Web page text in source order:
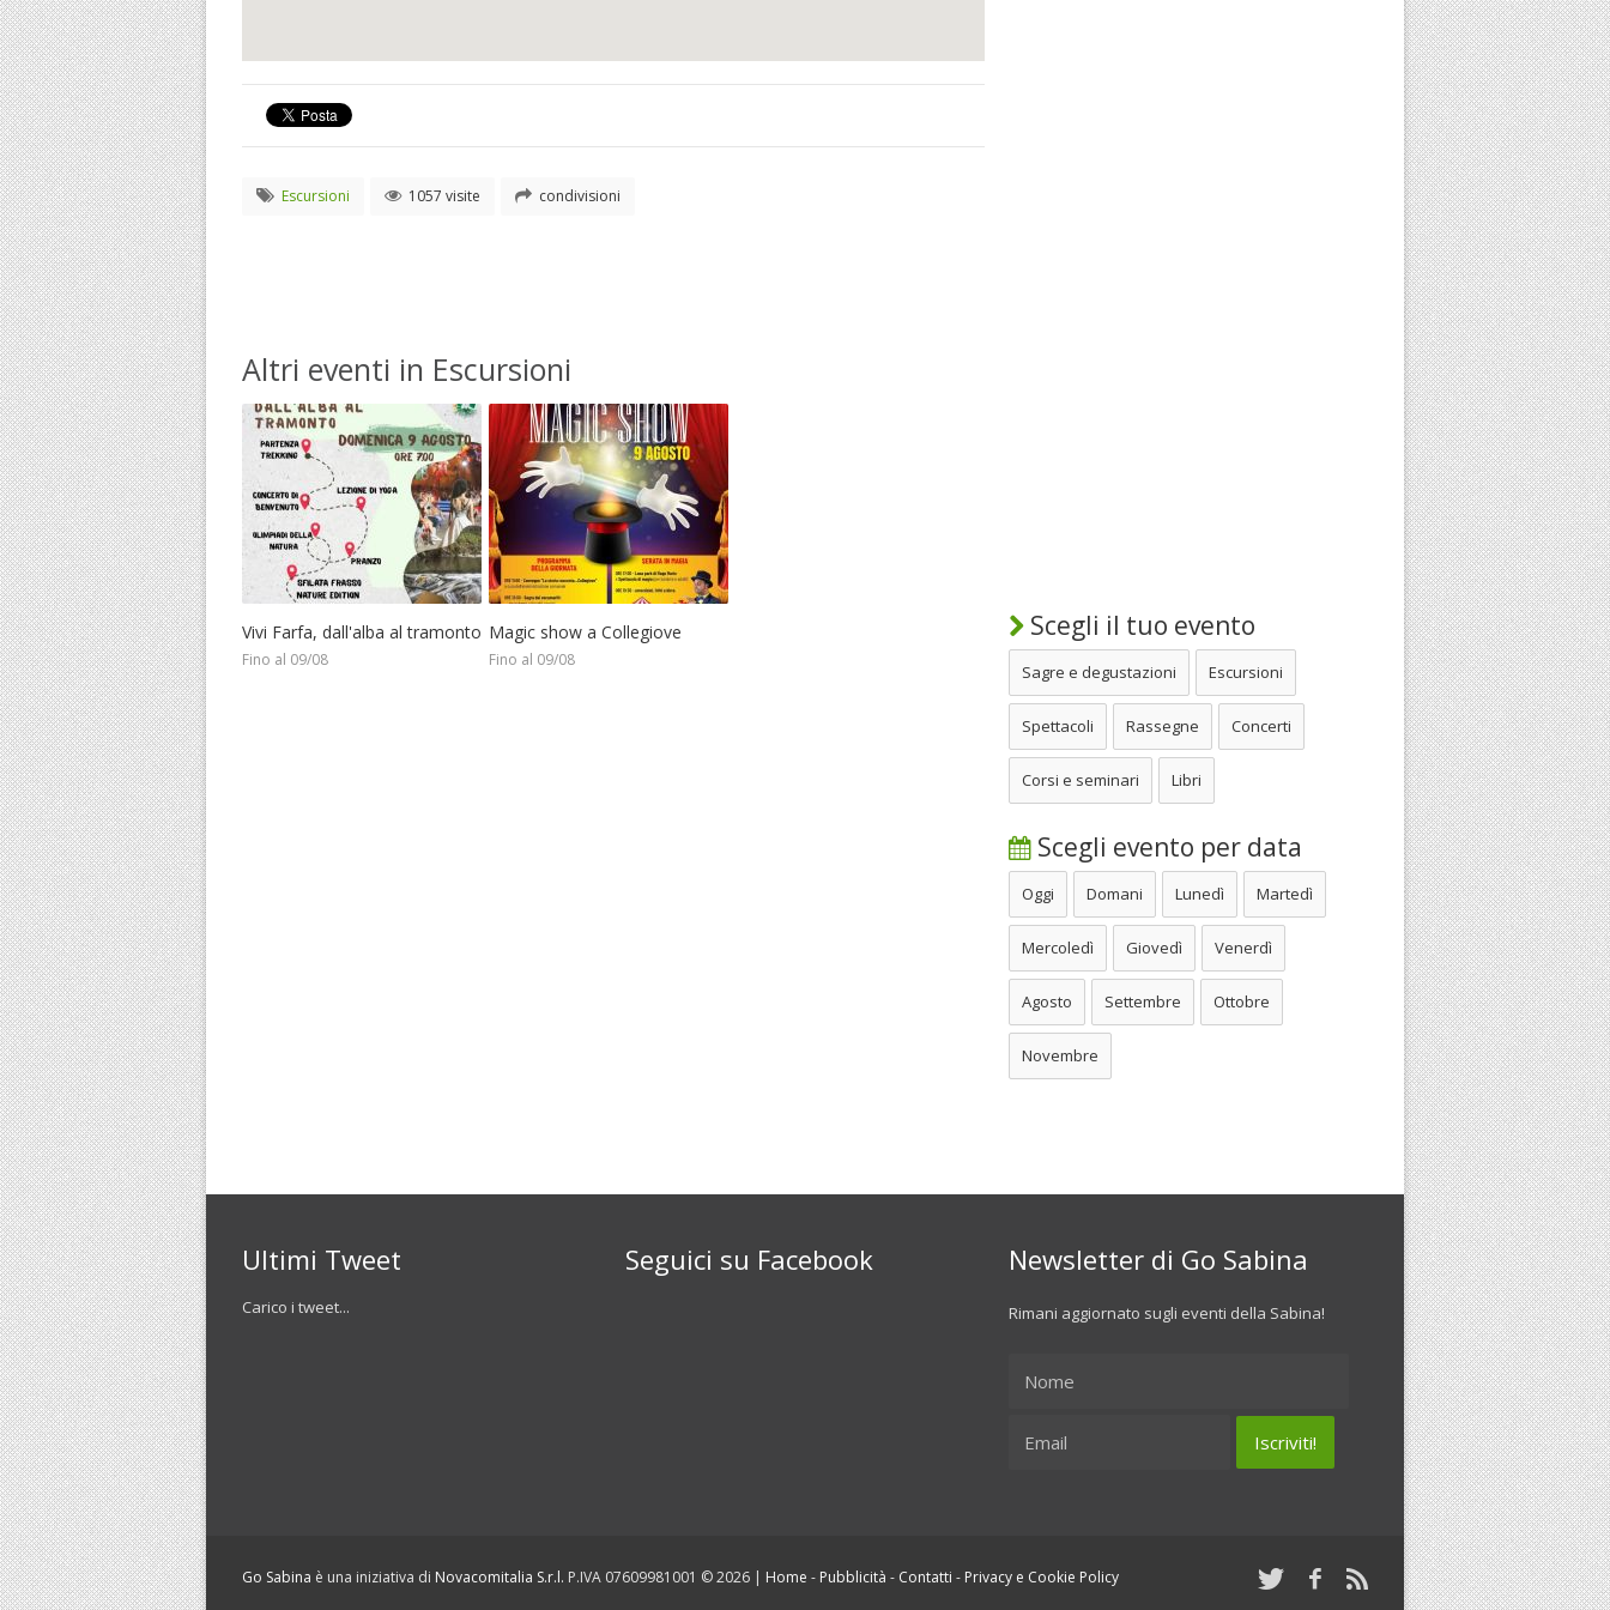
Escursioni 1057 visite condivisioni
Altri eventi in Escursioni
Vivi Farfa, dall'alba al tramonto
Fino al 09/08
Magic show a Collegiove
Fino al 09/08
Scegli il tuo evento
Sagre e degustazioni Escursioni
Spettacoli Rassegne Concerti
Corsi e seminari Libri
Scegli evento per data
Oggi Domani Lunedì Martedì
Mercoledì Giovedì Venerdì
Agosto Settembre Ottobre
Novembre
Ultimi Tweet
Carico i tweet...
Seguici su Facebook Newsletter di Go Sabina
Rimani aggiornato sugli eventi della Sabina!
Go Sabina è una iniziativa di Novacomitalia S.r.l. P.IVA 07609981001 © 2026 | Home - Pubblicità - Contatti - Privacy e Cookie Policy